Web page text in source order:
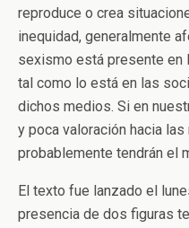
reproduce o crea
inequidad, generalmente
sexismo está presente en
tal como lo está en las
dichos medios. Si en
y poca valoración hacia
probablemente tendrán el
El texto fue lanzado el
presencia de dos figuras